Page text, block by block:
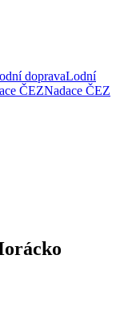
Lodní
Nadace ČEZ